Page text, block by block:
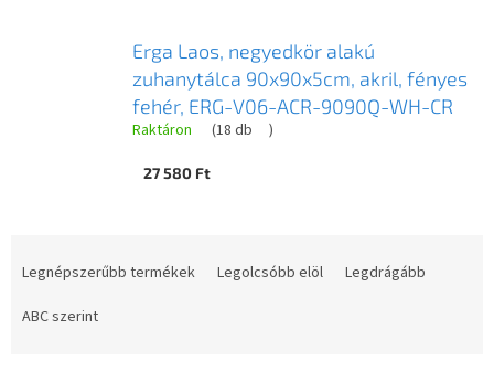
Erga Laos, negyedkör alakú
zuhanytálca 90x90x5cm, akril, fényes
fehér, ERG-V06-ACR-9090Q-WH-CR
Raktáron (18 db )
27 580 Ft
m
Legnépszerűbb termékek Legolcsóbb elöl
Legdrágább
ABC szerint